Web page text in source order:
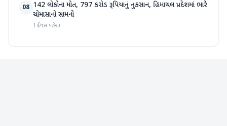
08 142 લોકોના મોત, 797 કરોડ રૂપિયાનું નુકસાન, હિમાચલ પ્રદેશમાં ભારે
ચોમાસાનો સામનો
1 દિવસ પહેલા